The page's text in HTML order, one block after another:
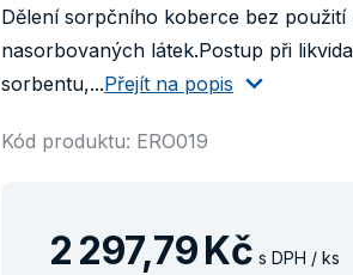
Dělení sorpčního koberce bez
nasorbovaných látek.Postup při
sorbentu,...Přejít na popis
Kód produktu: ERO019
2 297,79Kč s DPH / ks